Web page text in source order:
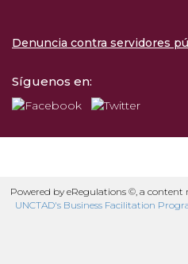
Denuncia contra servidores
Síguenos en:
Powered by eRegulations ©, a
UNCTAD's Business Facilitation